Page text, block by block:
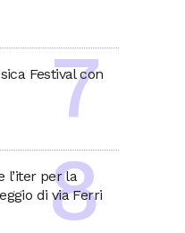
Festival con
l’iter per la
di via Ferri